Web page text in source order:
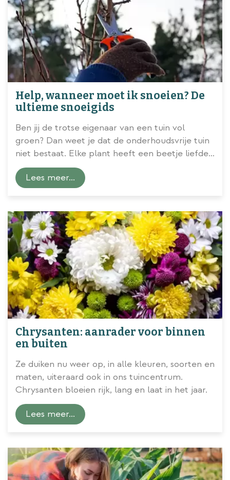
aanplanten en snoeien, én wanneer je dat
Help, wanneer moet ik snoeien? De
ultieme snoeigids
Ben jij de trotse eigenaar van een tuin vol
groen? Dan weet je dat de onderhoudsvrije tuin
niet bestaat. Elke plant heeft een beetje liefde
en aandacht nodig om optimaal te kunnen
groeien en bloeien. Dat is alleen maar leuk, want
onder andere watergeven, bemesten en snoeien
tot je takenpakket als tuinbaas. Laat die laatste
nou helaas een reden zijn voor velen om voor
de veilige we...
Lees meer...
Chrysanten: aanrader voor binnen
en buiten
Ze duiken nu weer op, in alle kleuren, soorten en
maten, uiteraard ook in ons tuincentrum.
Chrysanten bloeien rijk, lang en laat in het jaar.
Lees meer...